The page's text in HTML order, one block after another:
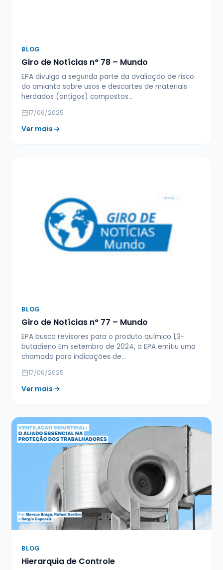
BLOG
Giro de Notícias n° 78 – Mundo
EPA divulga a segunda parte da avaliação de risco
do amianto sobre usos e descartes de materiais
herdados (antigos) compostos…
17/06/2025
Ver mais
BLOG
Giro de Notícias n° 77 – Mundo
EPA busca revisores para o produto químico 1,3-
butadieno Em setembro de 2024, a EPA emitiu uma
chamada para indicações de…
17/06/2025
Ver mais
BLOG
Hierarquia de Controle